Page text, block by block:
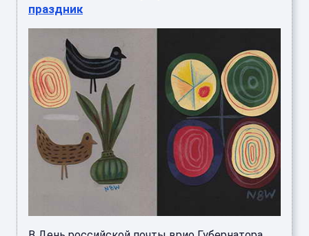
праздник